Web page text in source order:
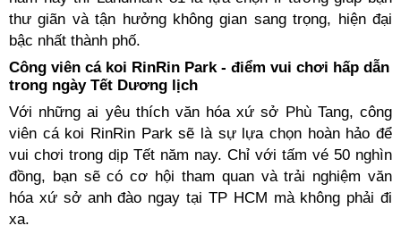
thư giãn và tận hưởng không gian sang trọng, hiện đại
bậc nhất thành phố.
Công viên cá koi RinRin Park - điểm vui chơi hấp dẫn
trong ngày Tết Dương lịch
Với những ai yêu thích văn hóa xứ sở Phù Tang, công
viên cá koi RinRin Park sẽ là sự lựa chọn hoàn hảo để
vui chơi trong dịp Tết năm nay. Chỉ với tấm vé 50 nghìn
đồng, bạn sẽ có cơ hội tham quan và trải nghiệm văn
hóa xứ sở anh đào ngay tại TP HCM mà không phải đi
xa.